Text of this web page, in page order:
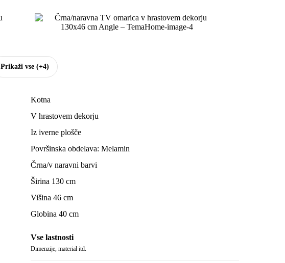
Prikaži vse (+4)
Kotna
V hrastovem dekorju
Iz iverne plošče
Površinska obdelava: Melamin
Črna/v naravni barvi
Širina 130 cm
Višina 46 cm
Globina 40 cm
Vse lastnosti
Dimenzije, material itd.